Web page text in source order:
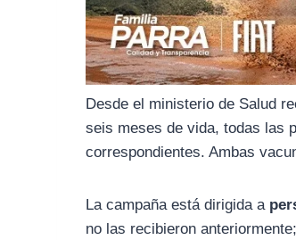
Desde el ministerio de Salud
seis meses de vida, todas las
correspondientes. Ambas
La campaña está dirigida a
no las recibieron